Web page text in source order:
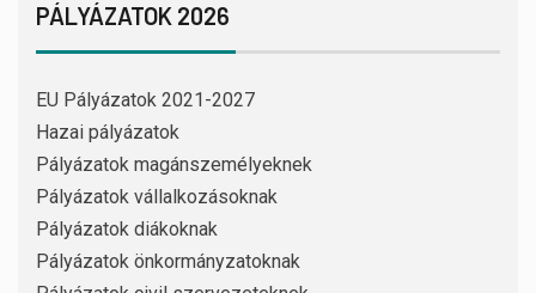
PÁLYÁZATOK 2026
EU Pályázatok 2021-2027
Hazai pályázatok
Pályázatok magánszemélyeknek
Pályázatok vállalkozásoknak
Pályázatok diákoknak
Pályázatok önkormányzatoknak